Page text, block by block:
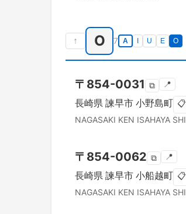
↑ O 7 A U E O
〒 854-0031 ⧉ 📍
長崎県 諫早市 小野島町 📋
NAGASAKI KEN ISAHAYA SHI
〒 854-0062 ⧉ 📍
長崎県 諫早市 小船越町 📋
NAGASAKI KEN ISAHAYA SHI